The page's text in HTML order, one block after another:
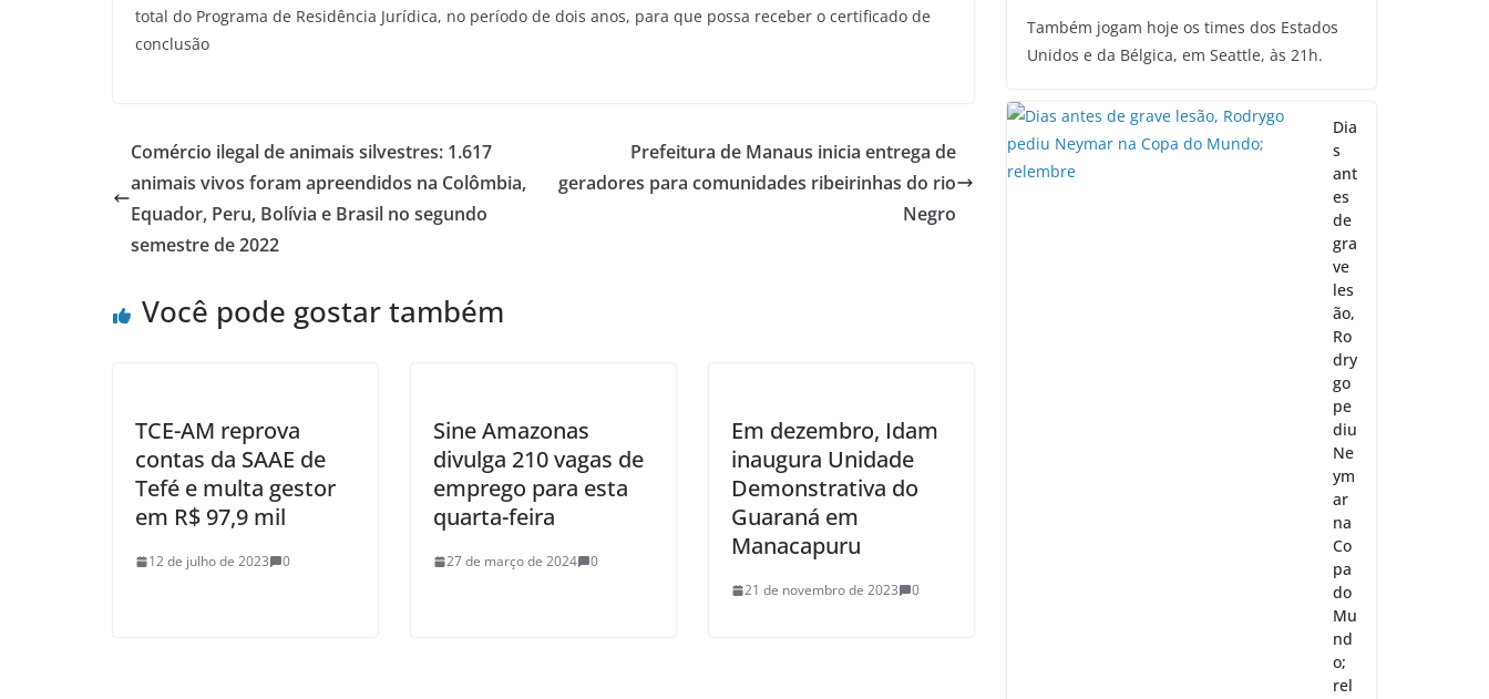
total do Programa de Residência Jurídica, no período de dois anos, para que possa receber o certificado de
conclusão
Comércio ilegal de animais silvestres: 1.617
animais vivos foram apreendidos na Colômbia,
Equador, Peru, Bolívia e Brasil no segundo
semestre de 2022
Prefeitura de Manaus inicia entrega de
geradores para comunidades ribeirinhas do rio
Negro
Você pode gostar também
​TCE-AM reprova
contas da SAAE de
Tefé e multa gestor
em R$ 97,9 mil
12 de julho de 2023 0
Sine Amazonas
divulga 210 vagas de
emprego para esta
quarta-feira
27 de março de 2024 0
Em dezembro, Idam
inaugura Unidade
Demonstrativa do
Guaraná em
Manacapuru
21 de novembro de 2023 0
Também jogam hoje os times dos Estados
Unidos e da Bélgica, em Seattle, às 21h.
Dia
s
ant
es
de
gra
ve
les
ão,
Ro
dry
go
pe
diu
Ne
ym
ar
na
Co
pa
do
Mu
nd
o;
rel